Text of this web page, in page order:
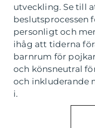
utveckling. Se till
beslutsprocessen
personligt och
ihåg att tiderna
barnrum för
och könsneutral
och inkluderande
i.